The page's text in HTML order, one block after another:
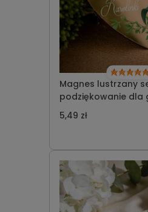
Magnes lustrzany
podziękowanie dla gości
Komunii Świętej wzór
5,49 zł